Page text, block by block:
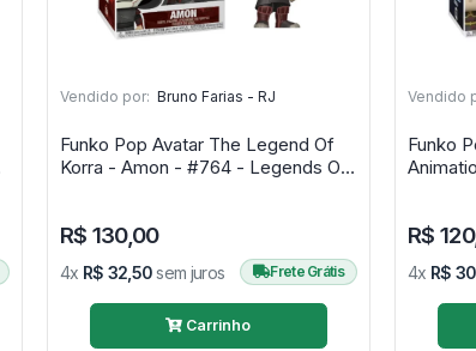
Vendido por: Bruno Farias - RJ
Funko Pop Avatar The Legend Of
Korra - Amon - #764 - Legends Of
R$ 130,00
4x R$ 32,50sem juros Frete Grátis
Carrinho
Vendido
Funko
R$
4x R$